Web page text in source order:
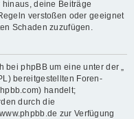
hinaus, deine Beiträge
verstoßen oder geeignet
Schaden zuzufügen.
phpBB um eine unter der „
bereitgestellten Foren-
handelt;
durch die
zur Verfügung